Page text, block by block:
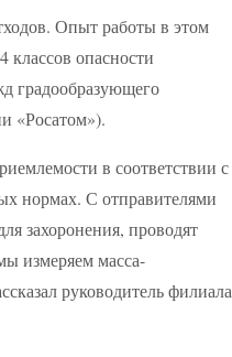
Опыт работы в этом
опасности
градообразующего
«Росатом»).
в соответствии с
нормах. С отправителями
захоронения, проводят
измеряем масса-
руководитель филиала